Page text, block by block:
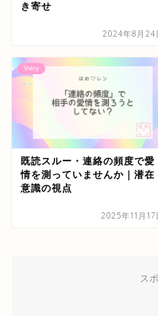
き寄せ
2024年8月24
Voicy
既読スルー・連絡の頻度で愛
情を測っていませんか｜潜在
意識の視点
2025年11月17
ス